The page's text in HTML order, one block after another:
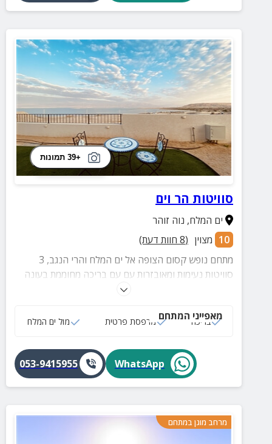
+39 תמונות
סוויטות הר וים
ים המלח, נוה זוהר
10 מצוין (
8 חוות דעת)
מתחם נופש קסום הצופה אל ים המלח והרי הנגב, 3
סוויטות נעימות ומאובזרות עם עם בריכה מחוממת בעונה
מאפייני המתחם
בריכה מרפסת פרטית מול ים המלח
WhatsApp
053-9415955
מרחב מוגן במתחם